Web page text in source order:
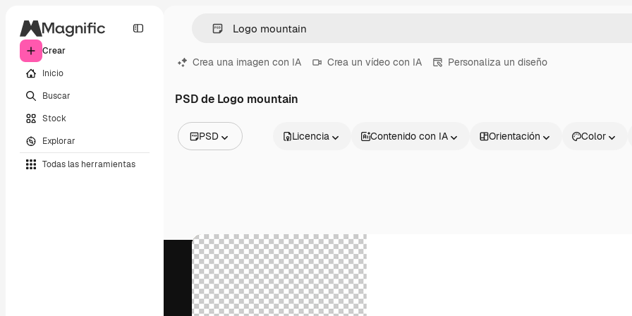
Crear
Inicio
Buscar
Stock
Explorar
Todas las herramientas
Crea una imagen con IA Crea un vídeo con IA Personaliza un diseño
PSD de Logo mountain
PSD
Vídeos
Clips de vídeo
Motion graphics
Plantillas de vídeos
Iconos
Modelos 3D
Fuentes
Licencia Contenido con IA Orientación Color